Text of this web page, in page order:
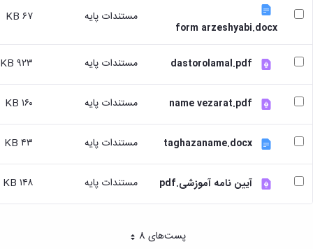
دانشجویان
ایثارگر
درخواست
راهنمایی
تحصیلی
form arzeshyabi.docx
مستندات پایه ۶۷ KB
dastorolamal.pdf مستندات پایه ۹۲۳ KB
name vezarat.pdf مستندات پایه ۱۶۰ KB
taghazaname.docx مستندات پایه ۴۳ KB
آیین نامه آموزشی.pdf مستندات پایه ۱۴۸ KB
پست‌‌های 8هر صفحه